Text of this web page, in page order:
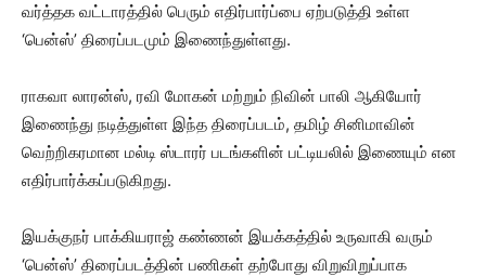
வர்த்தக வட்டாரத்தில் பெரும் எதிர்பார்ப்பை ஏற்படுத்தி உள்ள
‘பென்ஸ்’ திரைப்படமும் இணைந்துள்ளது.
ராகவா லாரன்ஸ், ரவி மோகன் மற்றும் நிவின் பாலி ஆகியோர்
இணைந்து நடித்துள்ள இந்த திரைப்படம், தமிழ் சினிமாவின்
வெற்றிகரமான மல்டி ஸ்டாரர் படங்களின் பட்டியலில் இணையும் என
எதிர்பார்க்கப்படுகிறது.
இயக்குநர் பாக்கியராஜ் கண்ணன் இயக்கத்தில் உருவாகி வரும்
‘பென்ஸ்’ திரைப்படத்தின் பணிகள் தற்போது விறுவிறுப்பாக